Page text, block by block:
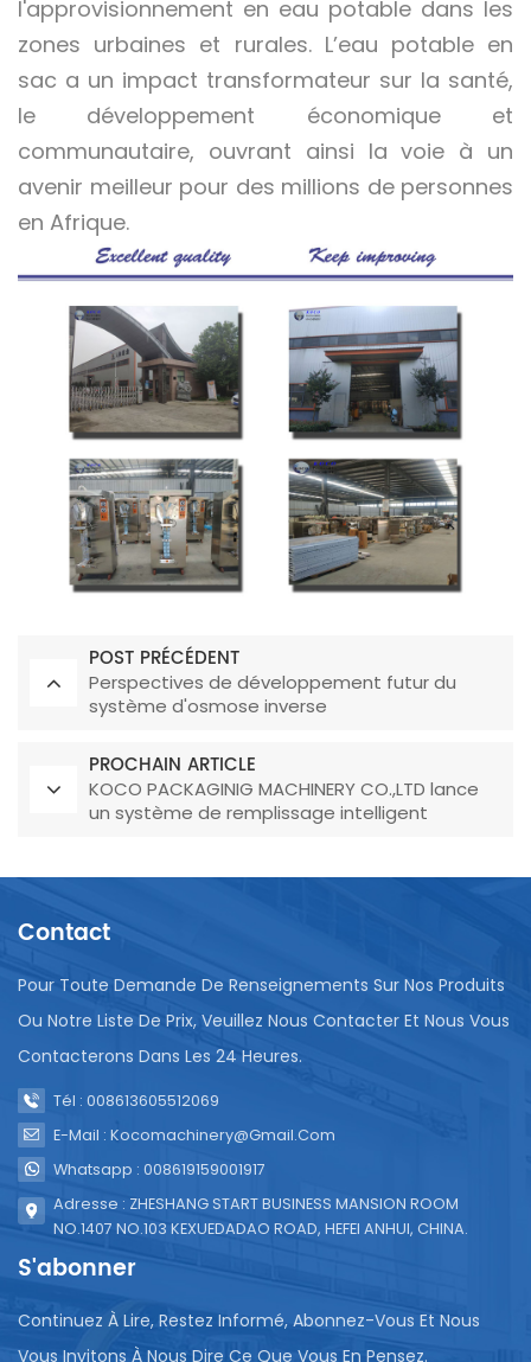
l'approvisionnement en eau potable dans les
zones urbaines et rurales. L’eau potable en
sac a un impact transformateur sur la santé,
le développement économique et
communautaire, ouvrant ainsi la voie à un
avenir meilleur pour des millions de personnes
en Afrique.
POST PRÉCÉDENT
Perspectives de développement futur du
système d'osmose inverse
PROCHAIN ARTICLE
KOCO PACKAGINIG MACHINERY CO.,LTD lance
un système de remplissage intelligent
Contact
Pour Toute Demande De Renseignements Sur Nos Produits
Ou Notre Liste De Prix, Veuillez Nous Contacter Et Nous Vous
Contacterons Dans Les 24 Heures.
Tél : 008613605512069
E-Mail : Kocomachinery@gmail.com
Whatsapp : 008619159001917
Adresse : ZHESHANG START BUSINESS MANSION ROOM
NO.1407 NO.103 KEXUEDADAO ROAD, HEFEI ANHUI, CHINA.
S'abonner
Continuez À Lire, Restez Informé, Abonnez-Vous Et Nous
Vous Invitons À Nous Dire Ce Que Vous En Pensez.